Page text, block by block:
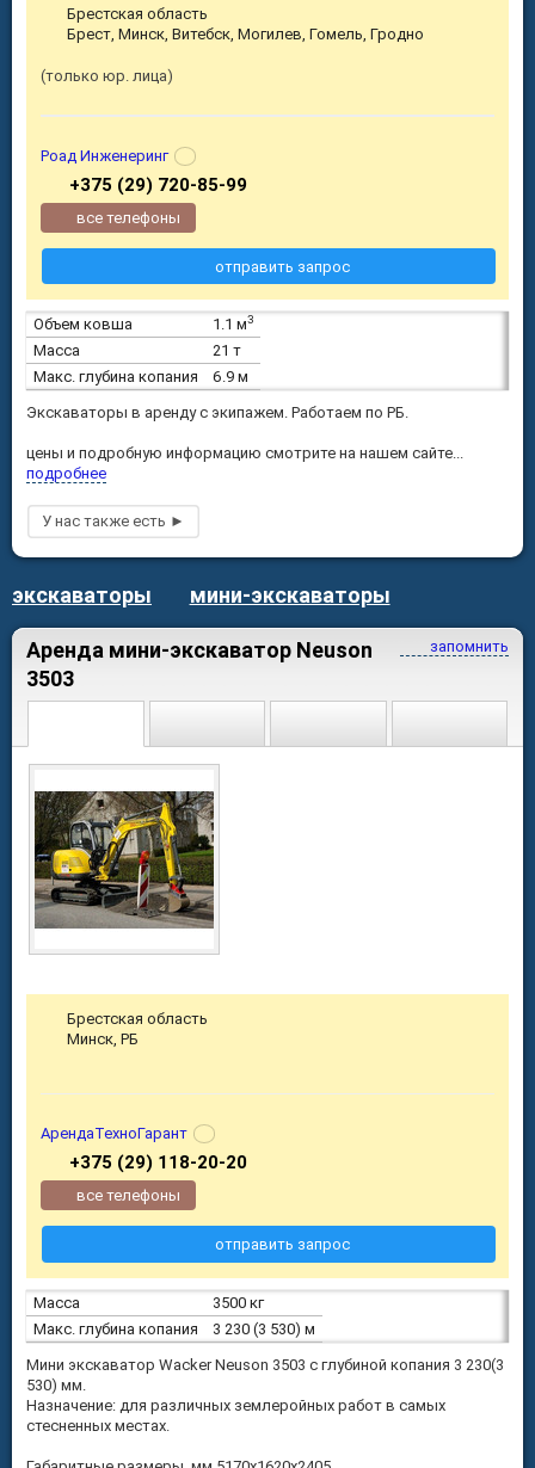
Объем ковша 1.1 м3
Масса
21 т
Макс. глубина копания
6.9 м
Экскаваторы в аренду с экипажем. Работаем по РБ.
цены и подробную информацию смотрите на нашем сайте...
подробнее
Брестская область
Брест, Минск, Витебск, Могилев, Гомель, Гродно
только юр. лица
Роад Инженеринг
+375 (29) 720-85-99
все телефоны
отправить запрос
экскаваторы мини-экскаваторы
запомнить
Аренда мини-экскаватор Neuson
3503
Масса
3500 кг
Макс. глубина копания
3 230 (3 530) м
Мини экскаватор Wacker Neuson 3503 с глубиной копания 3 230(3
530) мм.
Назначение: для различных землеройных работ в самых
стесненных местах.
Брестская область
Минск, РБ
АрендаТехноГарант
+375 (29) 118-20-20
все телефоны
отправить запрос